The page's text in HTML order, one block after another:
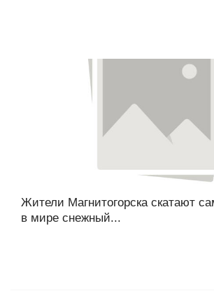
Жители Магнитогорска скатают
в мире снежный...